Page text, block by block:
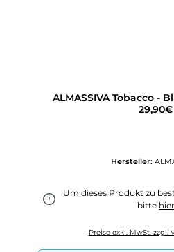
ALMASSIVA Tobacco -
29,90€
Hersteller:
Um dieses Produkt zu
bitte hier
Preise exkl. MwSt. zzgl.